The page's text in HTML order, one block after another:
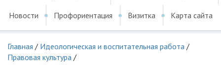
Новости Профориентация Визитка Карта сайта
Главная / Идеологическая и воспитательная работа /
Правовая культура /